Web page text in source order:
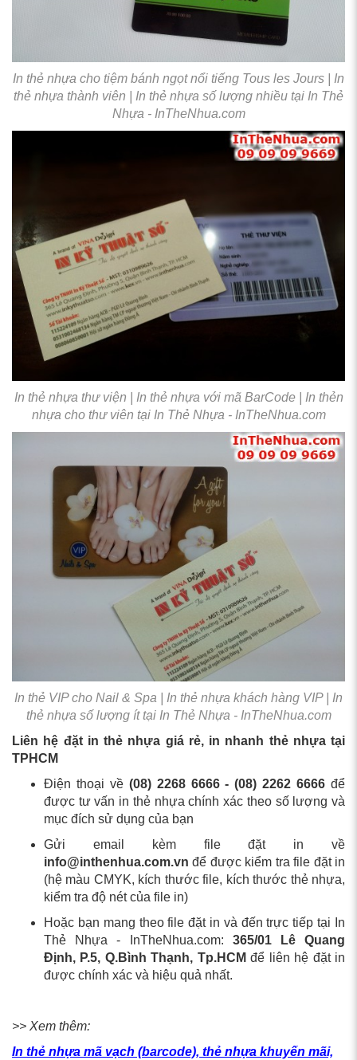
In thẻ nhựa cho tiệm bánh ngọt nổi tiếng Tous les Jours | In
thẻ nhựa thành viên | In thẻ nhựa số lượng nhiều tại In Thẻ
Nhựa - InTheNhua.com
In thẻ nhựa thư viện | In thẻ nhựa với mã BarCode | In thẻn
nhựa cho thư viên tại In Thẻ Nhựa - InTheNhua.com
In thẻ VIP cho Nail & Spa | In thẻ nhựa khách hàng VIP | In
thẻ nhựa số lượng ít tại In Thẻ Nhựa - InTheNhua.com
Liên hệ đặt in thẻ nhựa giá rẻ, in nhanh thẻ nhựa tại
TPHCM
Điện thoại về (08) 2268 6666 - (08) 2262 6666 để
được tư vấn in thẻ nhựa chính xác theo số lượng và
mục đích sử dụng của bạn
Gửi email kèm file đặt in về
info@inthenhua.com.vn để được kiểm tra file đặt in
(hệ màu CMYK, kích thước file, kích thước thẻ nhựa,
kiểm tra độ nét của file in)
Hoặc bạn mang theo file đặt in và đến trực tiếp tại In
Thẻ Nhựa - InTheNhua.com: 365/01 Lê Quang
Định, P.5, Q.Bình Thạnh, Tp.HCM để liên hệ đặt in
được chính xác và hiệu quả nhất.
>> Xem thêm:
In thẻ nhựa mã vạch (barcode), thẻ nhựa khuyến mãi,